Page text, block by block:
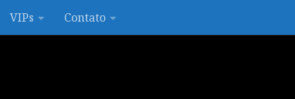
VIPs Contato